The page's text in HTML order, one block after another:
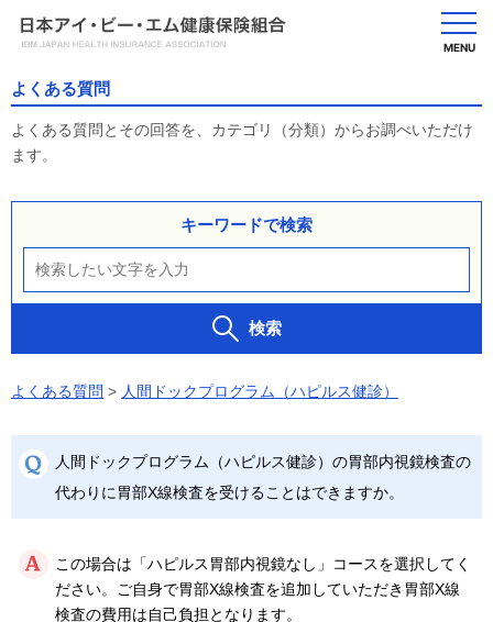
MENU
よくある質問
よくある質問とその回答を、カテゴリ（分類）からお調べいただけ
ます。
キーワードで検索
検索
よくある質問 > 人間ドックプログラム（ハピルス健診）
人間ドックプログラム（ハピルス健診）の胃部内視鏡検査の
代わりに胃部X線検査を受けることはできますか。
この場合は「ハピルス胃部内視鏡なし」コースを選択してく
ださい。ご自身で胃部X線検査を追加していただき胃部X線
検査の費用は自己負担となります。